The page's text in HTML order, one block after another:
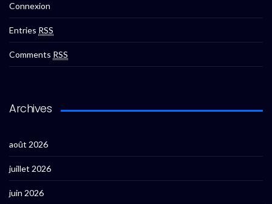
Connexion
Entries RSS
Comments RSS
Archives
août 2026
juillet 2026
juin 2026